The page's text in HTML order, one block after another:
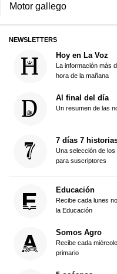
Motor gallego
NEWSLETTERS
Hoy en La Voz
La información más
hora de la mañana
Al final del día
Un resumen de las
7 días 7
Una selección de
para suscriptores
Educación
Recibe cada lunes
la Educación
Somos Agro
Recibe cada
primario